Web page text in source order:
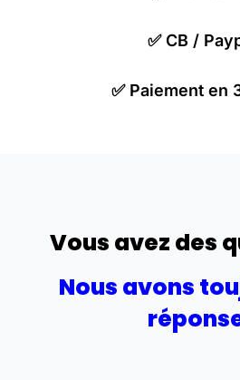
✅ CB /
✅ Paiement en
Vous avez des
Nous avons